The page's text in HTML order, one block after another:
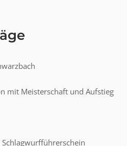
mit Meisterschaft und Aufstieg